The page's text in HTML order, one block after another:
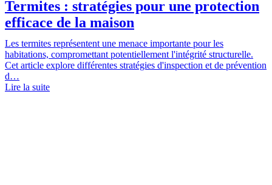
Termites : stratégies pour une protection
efficace de la maison
Les termites représentent une menace importante pour les
habitations, compromettant potentiellement l'intégrité structurelle.
Cet article explore différentes stratégies d'inspection et de prévention
d…
Lire la suite